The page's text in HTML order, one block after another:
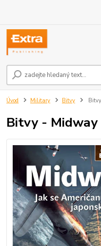
Úvod Military Bitvy
Bitvy - Midway